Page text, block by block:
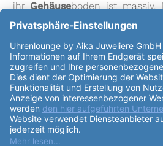
ihrGehäuseboden ist massiv.
aus Mineralglas und derAufzug
Durchmesser
des
Höhebeträgt 2.2mm. Es ist
980.163 ausgestattet. Das
eleganten Silberton gehalten
römisch gestaltet. Das
American Classic Ardmore
besteht aus Leder in einem
mit einer Dornschliesse